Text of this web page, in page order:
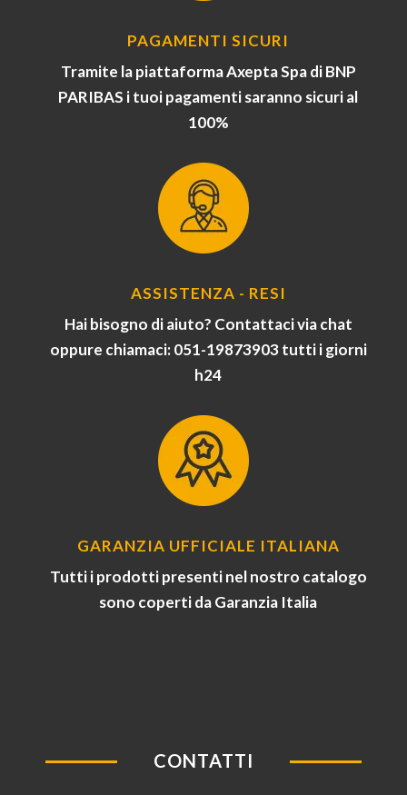
PAGAMENTI SICURI
Tramite la piattaforma Axepta Spa di BNP
PARIBAS i tuoi pagamenti saranno sicuri al
100%
ASSISTENZA - RESI
Hai bisogno di aiuto? Contattaci via chat
oppure chiamaci: 051-19873903 tutti i giorni
h24
GARANZIA UFFICIALE ITALIANA
Tutti i prodotti presenti nel nostro catalogo
sono coperti da Garanzia Italia
CONTATTI